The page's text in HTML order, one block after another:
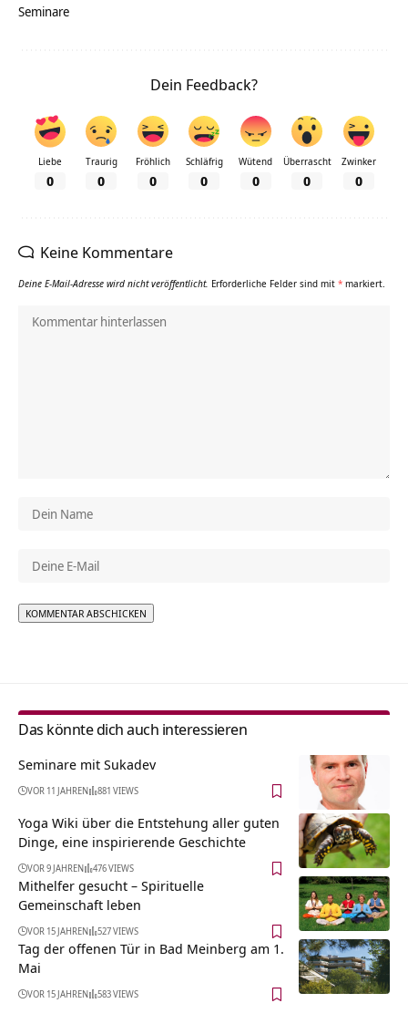
Seminare
Dein Feedback?
Liebe
0
Traurig
0
Fröhlich
0
Schläfrig
0
Wütend
0
Überrascht
0
Zwinker
0
Keine Kommentare
Deine E-Mail-Adresse wird nicht veröffentlicht. Erforderliche Felder sind mit * markiert.
Das könnte dich auch interessieren
Seminare mit Sukadev
VOR 11 JAHREN 881 VIEWS
Yoga Wiki über die Entstehung aller guten
Dinge, eine inspirierende Geschichte
VOR 9 JAHREN 476 VIEWS
Mithelfer gesucht – Spirituelle
Gemeinschaft leben
VOR 15 JAHREN 527 VIEWS
Tag der offenen Tür in Bad Meinberg am 1.
Mai
VOR 15 JAHREN 583 VIEWS